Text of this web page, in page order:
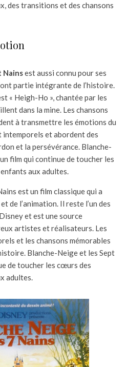
des transitions et des chansons
Nainsest aussi connu pour ses
partie intégrante de l’histoire.
« Heigh-Ho », chantée par les
dans la mine. Les chansons
à transmettre les émotions du
intemporels et abordent des
et la persévérance. Blanche-
film qui continue de toucher les
aux adultes.
est un film classique qui a
de l’animation. Il reste l’un des
et est une source
artistes et réalisateurs. Les
et les chansons mémorables
Blanche-Neige et les Sept
de toucher les cœurs des
adultes.